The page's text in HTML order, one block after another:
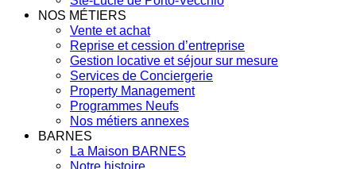
NOS MÉTIERS
Vente et achat
Reprise et cession d’entreprise
Gestion locative et séjour sur mesure
Services de Conciergerie
Property Management
Programmes Neufs
Nos métiers annexes
BARNES
La Maison BARNES